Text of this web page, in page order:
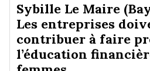
Sybille Le Maire
Les entreprises
contribuer à faire
l’éducation